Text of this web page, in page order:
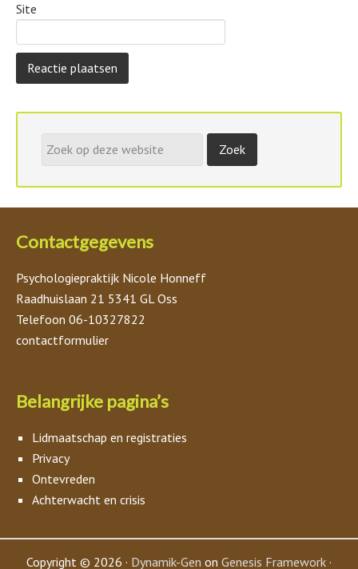
Site
Contactgegevens
Psychologiepraktijk Nicole Honneff
Raadhuislaan 21 5341 GL Oss
Telefoon 06-10327822
contactformulier
Belangrijke pagina’s
Lidmaatschap en registraties
Privacy
Ontevreden
Achterwacht en crisis
Copyright © 2026 · Dynamik-Gen on Genesis Framework ·